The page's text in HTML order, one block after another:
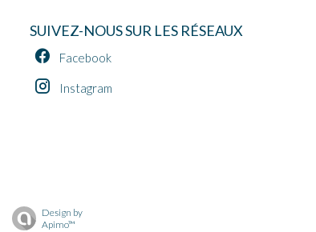
SUIVEZ-NOUS SUR LES RÉSEAUX
Facebook
Instagram
Design by
Apimo™